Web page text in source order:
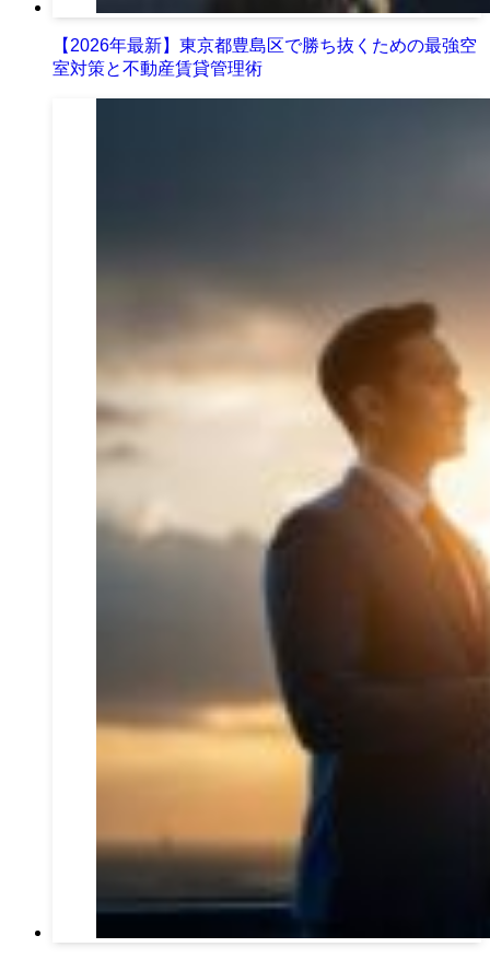
【2026年最新】東京都豊島区で勝ち抜くための最強空
室対策と不動産賃貸管理術